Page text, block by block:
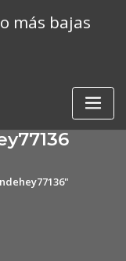
más bajas